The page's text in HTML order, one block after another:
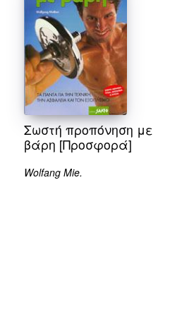
Σωστή προπόνηση με
βάρη [Προσφορά]
Wolfang Mie.